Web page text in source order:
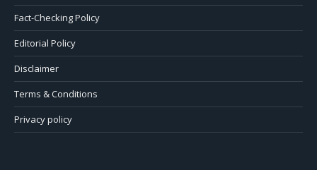
Fact-Checking Policy
Editorial Policy
Disclaimer
Terms & Conditions
Privacy policy